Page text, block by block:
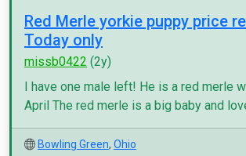
Red Merle yorkie puppy price
Today only
missb0422 (2y)
I have one male left! He is a red merle
April The red merle is a big baby and
Bowling Green, Ohio